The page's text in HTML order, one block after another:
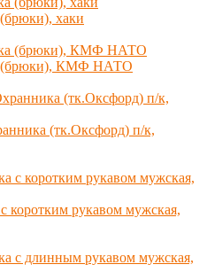
хаки
(брюки), КМФ НАТО
(тк.Оксфорд) п/к,
коротким рукавом мужская,